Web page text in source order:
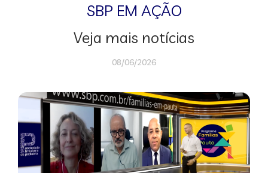
SBP EM AÇÃO
Veja mais notícias
08/06/2026